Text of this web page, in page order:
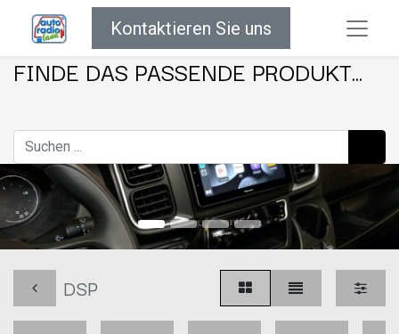
Kontaktieren Sie uns
FINDE DAS PASSENDE PRODUKT...
DSP